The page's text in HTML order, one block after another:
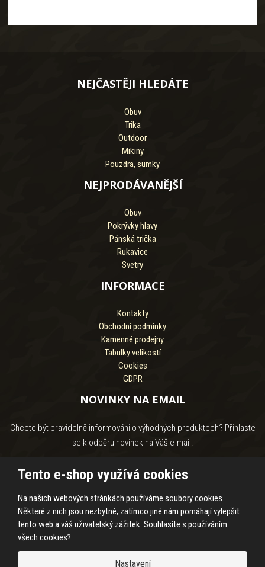
Tento e-shop využívá cookies
Na našich webových stránkách používáme soubory cookies.
Některé z nich jsou nezbytné, zatímco jiné nám pomáhají vylepšit
tento web a váš uživatelský zážitek. Souhlasíte s používáním
všech cookies?
Nastavení
NEJČASTĚJI HLEDÁTE
Obuv
Trika
Outdoor
Mikiny
Pouzdra, sumky
NEJPRODÁVANĚJŠÍ
Obuv
Pokrývky hlavy
Pánská trička
Rukavice
Svetry
INFORMACE
Kontakty
Obchodní podmínky
Kamenné prodejny
Tabulky velikostí
Cookies
GDPR
NOVINKY NA EMAIL
Chcete být pravidelně informováni o výhodných produktech? Přihlaste
se k odběru novinek na Váš e-mail.
Souhlasím sezpracováním osobních údajů.
© 2026, HASS Hroby s.r.o.
Ochrana osobních údajů